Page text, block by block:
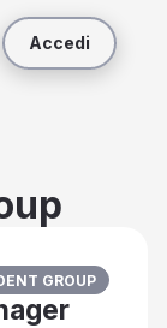
Accedi
GROUP